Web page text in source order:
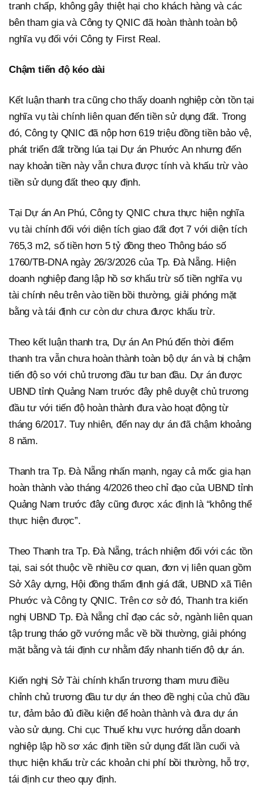
tranh chấp, không gây thiệt hại cho khách hàng và các
bên tham gia và Công ty QNIC đã hoàn thành toàn bộ
nghĩa vụ đối với Công ty First Real.
Chậm tiến độ kéo dài
Kết luận thanh tra cũng cho thấy doanh nghiệp còn tồn tại
nghĩa vụ tài chính liên quan đến tiền sử dụng đất. Trong
đó, Công ty QNIC đã nộp hơn 619 triệu đồng tiền bảo vệ,
phát triển đất trồng lúa tại Dự án Phước An nhưng đến
nay khoản tiền này vẫn chưa được tính và khấu trừ vào
tiền sử dụng đất theo quy định.
Tại Dự án An Phú, Công ty QNIC chưa thực hiện nghĩa
vụ tài chính đối với diện tích giao đất đợt 7 với diện tích
765,3 m2, số tiền hơn 5 tỷ đồng theo Thông báo số
1760/TB-DNA ngày 26/3/2026 của Tp. Đà Nẵng. Hiện
doanh nghiệp đang lập hồ sơ khấu trừ số tiền nghĩa vụ
tài chính nêu trên vào tiền bồi thường, giải phóng mặt
bằng và tái định cư còn dư chưa được khấu trừ.
Theo kết luận thanh tra, Dự án An Phú đến thời điểm
thanh tra vẫn chưa hoàn thành toàn bộ dự án và bị chậm
tiến độ so với chủ trương đầu tư ban đầu. Dự án được
UBND tỉnh Quảng Nam trước đây phê duyệt chủ trương
đầu tư với tiến độ hoàn thành đưa vào hoạt động từ
tháng 6/2017. Tuy nhiên, đến nay dự án đã chậm khoảng
8 năm.
Thanh tra Tp. Đà Nẵng nhấn mạnh, ngay cả mốc gia hạn
hoàn thành vào tháng 4/2026 theo chỉ đạo của UBND tỉnh
Quảng Nam trước đây cũng được xác định là “không thể
thực hiện được”.
Theo Thanh tra Tp. Đà Nẵng, trách nhiệm đối với các tồn
tại, sai sót thuộc về nhiều cơ quan, đơn vị liên quan gồm
Sở Xây dựng, Hội đồng thẩm định giá đất, UBND xã Tiên
Phước và Công ty QNIC. Trên cơ sở đó, Thanh tra kiến
nghị UBND Tp. Đà Nẵng chỉ đạo các sở, ngành liên quan
tập trung tháo gỡ vướng mắc về bồi thường, giải phóng
mặt bằng và tái định cư nhằm đẩy nhanh tiến độ dự án.
Kiến nghị Sở Tài chính khẩn trương tham mưu điều
chỉnh chủ trương đầu tư dự án theo đề nghị của chủ đầu
tư, đảm bảo đủ điều kiện để hoàn thành và đưa dự án
vào sử dụng. Chi cục Thuế khu vực hướng dẫn doanh
nghiệp lập hồ sơ xác định tiền sử dụng đất lần cuối và
thực hiện khấu trừ các khoản chi phí bồi thường, hỗ trợ,
tái định cư theo quy định.